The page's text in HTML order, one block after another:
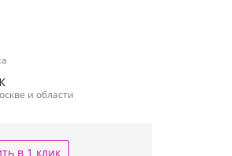
и области
в 1 клик